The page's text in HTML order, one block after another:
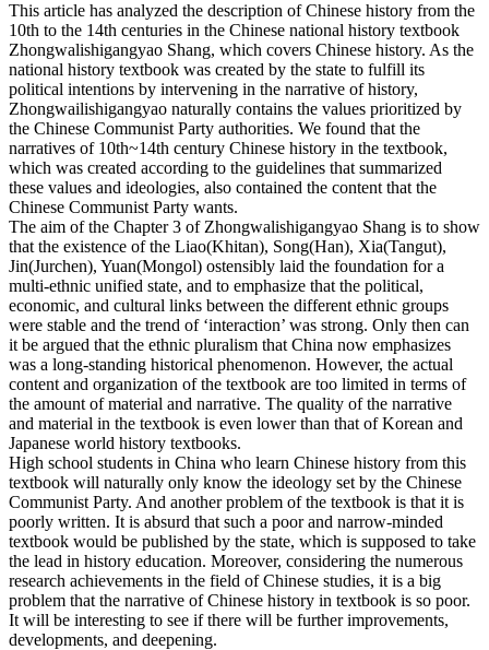
This article has analyzed the description of Chinese history from the
10th to the 14th centuries in the Chinese national history textbook
Zhongwalishigangyao Shang, which covers Chinese history. As the
national history textbook was created by the state to fulfill its
political intentions by intervening in the narrative of history,
Zhongwailishigangyao naturally contains the values prioritized by
the Chinese Communist Party authorities. We found that the
narratives of 10th~14th century Chinese history in the textbook,
which was created according to the guidelines that summarized
these values and ideologies, also contained the content that the
Chinese Communist Party wants.
The aim of the Chapter 3 of Zhongwalishigangyao Shang is to show
that the existence of the Liao(Khitan), Song(Han), Xia(Tangut),
Jin(Jurchen), Yuan(Mongol) ostensibly laid the foundation for a
multi-ethnic unified state, and to emphasize that the political,
economic, and cultural links between the different ethnic groups
were stable and the trend of ‘interaction’ was strong. Only then can
it be argued that the ethnic pluralism that China now emphasizes
was a long-standing historical phenomenon. However, the actual
content and organization of the textbook are too limited in terms of
the amount of material and narrative. The quality of the narrative
and material in the textbook is even lower than that of Korean and
Japanese world history textbooks.
High school students in China who learn Chinese history from this
textbook will naturally only know the ideology set by the Chinese
Communist Party. And another problem of the textbook is that it is
poorly written. It is absurd that such a poor and narrow-minded
textbook would be published by the state, which is supposed to take
the lead in history education. Moreover, considering the numerous
research achievements in the field of Chinese studies, it is a big
problem that the narrative of Chinese history in textbook is so poor.
It will be interesting to see if there will be further improvements,
developments, and deepening.